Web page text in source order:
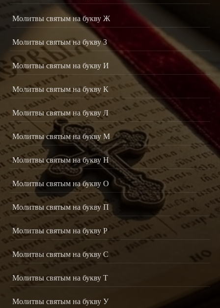
Молитвы святым на букву Ж
Молитвы святым на букву З
Молитвы святым на букву И
Молитвы святым на букву К
Молитвы святым на букву Л
Молитвы святым на букву М
Молитвы святым на букву Н
Молитвы святым на букву О
Молитвы святым на букву П
Молитвы святым на букву Р
Молитвы святым на букву С
Молитвы святым на букву Т
Молитвы святым на букву У